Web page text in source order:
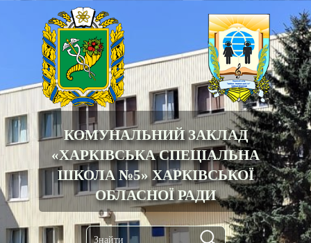
КОМУНАЛЬНИЙ ЗАКЛАД
«ХАРКІВСЬКА СПЕЦІАЛЬНА
ШКОЛА №5» ХАРКІВСЬКОЇ
ОБЛАСНОЇ РАДИ